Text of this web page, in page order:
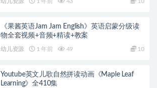
《果酱英语Jam Jam English》英语启蒙分级读
物全套视频+音频+精读+教案
幼儿资源 1 年前 49 10
Youtube英文儿歌自然拼读动画《Maple Leaf
Learning》全410集